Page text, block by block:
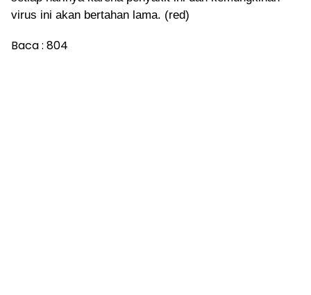
virus ini akan bertahan lama. (red)
Baca : 804